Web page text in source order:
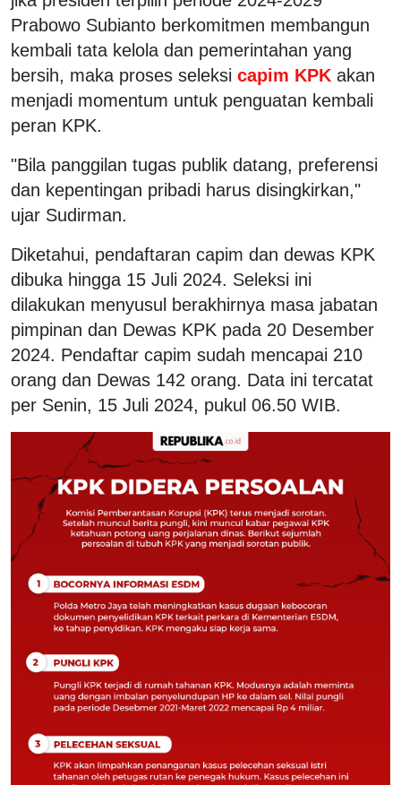
Prabowo Subianto berkomitmen membangun
kembali tata kelola dan pemerintahan yang
bersih, maka proses seleksi capim KPK akan
menjadi momentum untuk penguatan kembali
peran KPK.
"Bila panggilan tugas publik datang, preferensi
dan kepentingan pribadi harus disingkirkan,"
ujar Sudirman.
Diketahui, pendaftaran capim dan dewas KPK
dibuka hingga 15 Juli 2024. Seleksi ini
dilakukan menyusul berakhirnya masa jabatan
pimpinan dan Dewas KPK pada 20 Desember
2024. Pendaftar capim sudah mencapai 210
orang dan Dewas 142 orang. Data ini tercatat
per Senin, 15 Juli 2024, pukul 06.50 WIB.